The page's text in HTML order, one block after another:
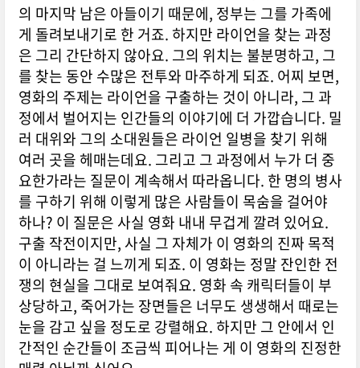
의 마지막 남은 아들이기 때문에, 정부는 그를 가족에
게 돌려보내기로 한 거죠. 하지만 라이언을 찾는 과정
은 그리 간단하지 않아요. 그의 위치는 불분명하고, 그
를 찾는 동안 수많은 전투와 마주하게 되죠. 어찌 보면,
영화의 주제는 라이언을 구출하는 것이 아니라, 그 과
정에서 벌어지는 인간들의 이야기에 더 가깝습니다. 밀
러 대위와 그의 소대원들은 라이언 일병을 찾기 위해
여러 곳을 헤매는데요. 그리고 그 과정에서 누가 더 중
요한가라는 질문이 계속해서 따라옵니다. 한 명의 병사
를 구하기 위해 이렇게 많은 사람들이 목숨을 걸어야
하나? 이 질문은 사실 영화 내내 무겁게 깔려 있어요.
구출 작전이지만, 사실 그 자체가 이 영화의 진짜 목적
이 아니라는 걸 느끼게 되죠. 이 영화는 정말 잔인한 전
쟁의 현실을 그대로 보여줘요. 영화 속 캐릭터들이 부
상당하고, 죽어가는 장면들은 너무도 생생해서 때로는
눈을 감고 싶을 정도로 강렬해요. 하지만 그 안에서 인
간적인 순간들이 조금씩 피어나는 게 이 영화의 진정한